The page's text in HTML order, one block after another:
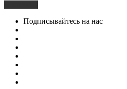
Подписывайтесь на нас